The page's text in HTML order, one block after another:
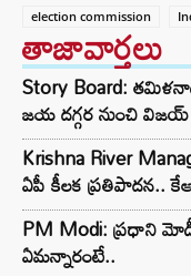
election commission
తాజావార్తలు
Story Board:
జయ దగ్గర నుంచి
Krishna River
ఏపీ కీలక ప్రతిపాదన..
PM Modi: ప్రధాని
ఏమన్నారంటే..